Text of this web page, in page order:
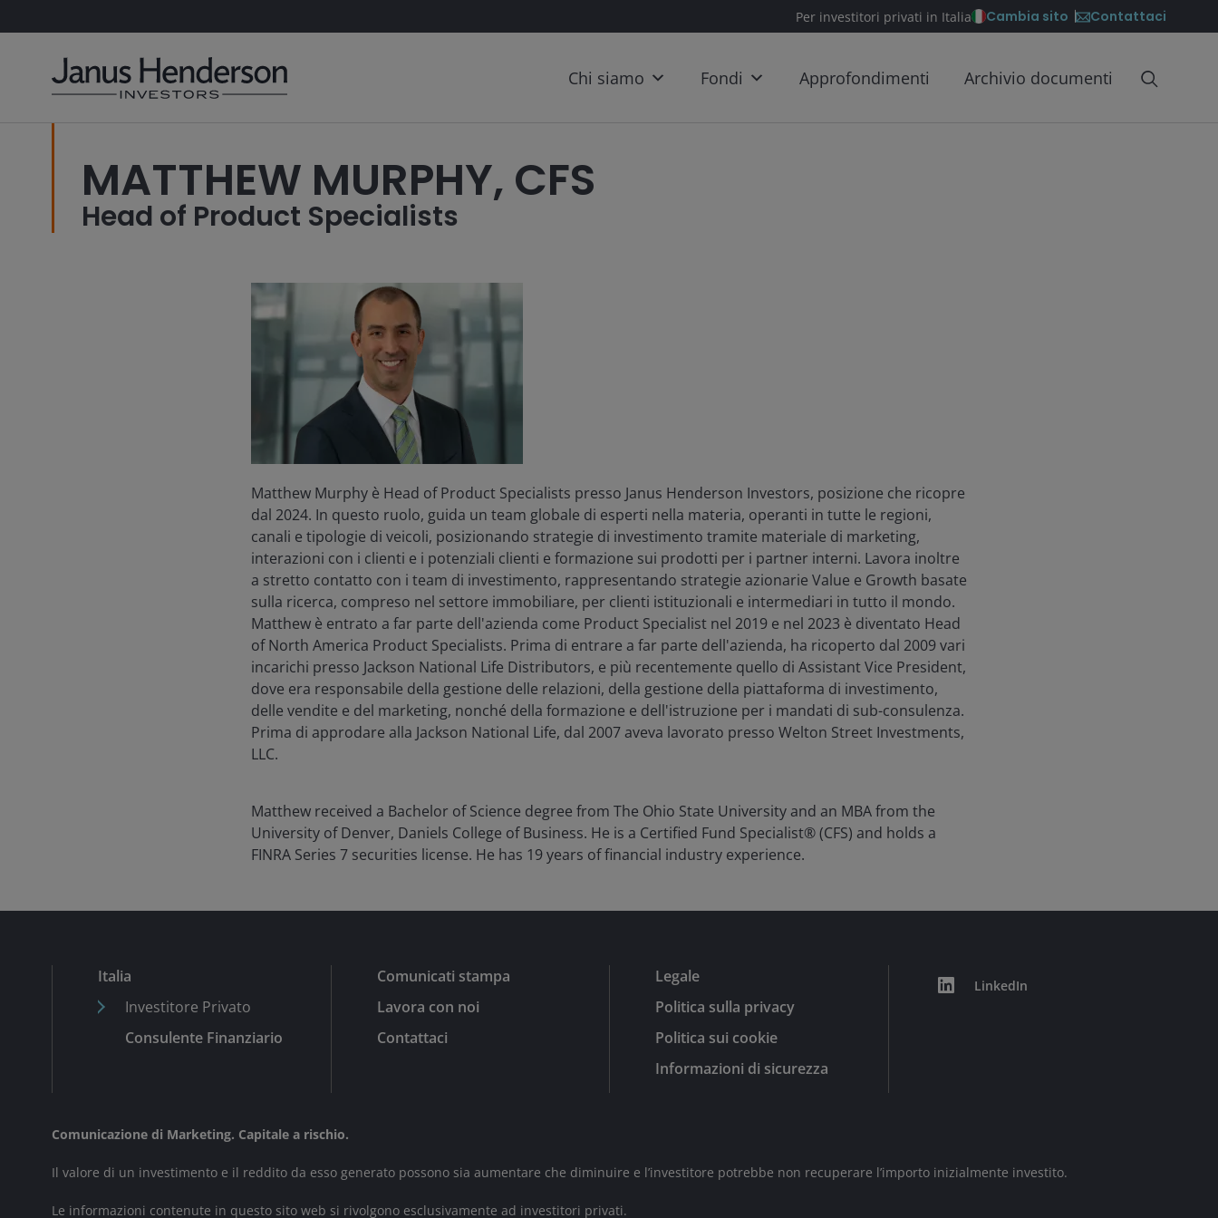
Per investitori privati in Italia Cambia sito Contattaci
Chi siamo Fondi Approfondimenti Archivio documenti
MATTHEW MURPHY, CFS
Head of Product Specialists
Matthew Murphy è Head of Product Specialists presso Janus Henderson Investors, posizione che ricopre
dal 2024. In questo ruolo, guida un team globale di esperti nella materia, operanti in tutte le regioni,
canali e tipologie di veicoli, posizionando strategie di investimento tramite materiale di marketing,
interazioni con i clienti e i potenziali clienti e formazione sui prodotti per i partner interni. Lavora inoltre
a stretto contatto con i team di investimento, rappresentando strategie azionarie Value e Growth basate
sulla ricerca, compreso nel settore immobiliare, per clienti istituzionali e intermediari in tutto il mondo.
Matthew è entrato a far parte dell'azienda come Product Specialist nel 2019 e nel 2023 è diventato Head
of North America Product Specialists. Prima di entrare a far parte dell'azienda, ha ricoperto dal 2009 vari
incarichi presso Jackson National Life Distributors, e più recentemente quello di Assistant Vice President,
dove era responsabile della gestione delle relazioni, della gestione della piattaforma di investimento,
delle vendite e del marketing, nonché della formazione e dell'istruzione per i mandati di sub-consulenza.
Prima di approdare alla Jackson National Life, dal 2007 aveva lavorato presso Welton Street Investments,
LLC.
Matthew received a Bachelor of Science degree from The Ohio State University and an MBA from the
University of Denver, Daniels College of Business. He is a Certified Fund Specialist® (CFS) and holds a
FINRA Series 7 securities license. He has 19years of financial industry experience.
Italia
Investitore Privato
Consulente Finanziario
Comunicati stampa
Lavora con noi
Contattaci
Legale
Politica sulla privacy
Politica sui cookie
Informazioni di sicurezza
LinkedIn
Comunicazione di Marketing. Capitale a rischio.
Il valore di un investimento e il reddito da esso generato possono sia aumentare che diminuire e l’investitore potrebbe non recuperare l’importo inizialmente investito.
Le informazioni contenute in questo sito web si rivolgono esclusivamente ad investitori privati.